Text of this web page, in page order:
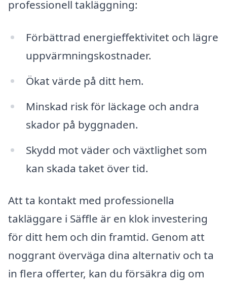
professionell takläggning:
Förbättrad energieffektivitet och lägre
uppvärmningskostnader.
Ökat värde på ditt hem.
Minskad risk för läckage och andra
skador på byggnaden.
Skydd mot väder och växtlighet som
kan skada taket över tid.
Att ta kontakt med professionella
takläggare i Säffle är en klok investering
för ditt hem och din framtid. Genom att
noggrant överväga dina alternativ och ta
in flera offerter, kan du försäkra dig om